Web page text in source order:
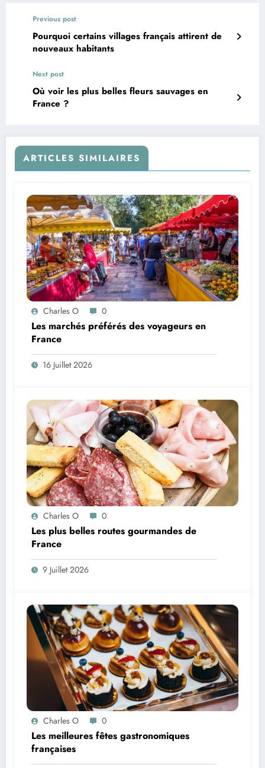
Previous post
Pourquoi certains villages français attirent de
nouveaux habitants
Next post
Où voir les plus belles fleurs sauvages en
France ?
ARTICLES SIMILAIRES
Charles O 0
Les marchés préférés des voyageurs en
France
16 Juillet 2026
Charles O 0
Les plus belles routes gourmandes de
France
9 Juillet 2026
Charles O 0
Les meilleures fêtes gastronomiques
françaises